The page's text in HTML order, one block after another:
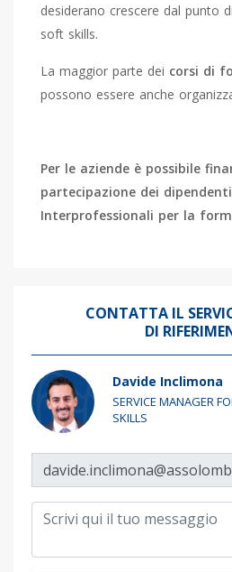
desiderano crescere dal punto
soft skills.
La maggior parte dei corsi di
possono essere anche
Per le aziende è possibile
partecipazione dei
Interprofessionali per la
CONTATTA IL
DI
Davide Inclimona
SERVICE MANAGER
SKILLS